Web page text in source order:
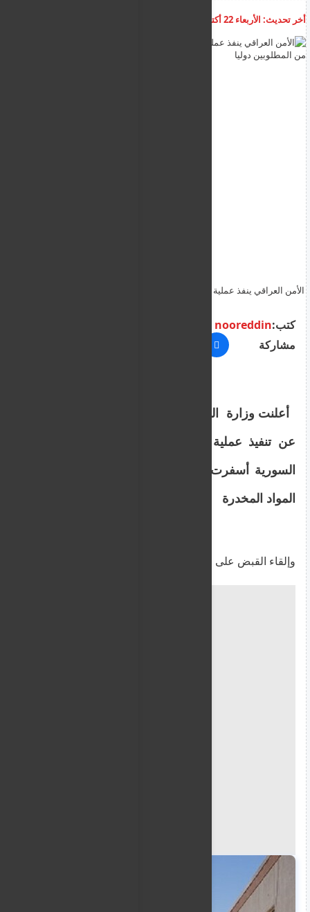
أخر تحديث: الأربعاء 22 أكتوبر 2025
الأمن العراقي ينفذ عملية نوعية داخل سوريا وإلقاء القبض على عدد من
كتب:nooreddin
مشاركة
أعلنت وزارة الداخلية العراقية اليوم الأربعاء،
عن تنفيذ عملية نوعية بالتنسيق مع السلطات
المواد المخدرة
وإلقاء القبض على عدد من المطلوبين دوليا.
Gettyimages.ru
وذكر بيان للوزارة، أن "المديرية العامة لمكافحة